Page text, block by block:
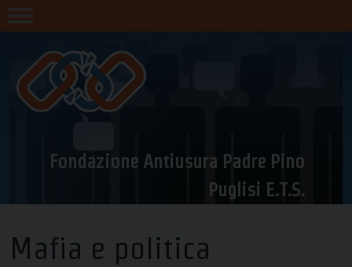
Skip
to
Fondazione Antiusura Padre Pino
Puglisi E.T.S.
Mafia e politica